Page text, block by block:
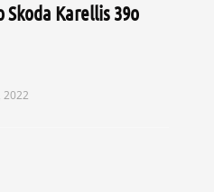
Skoda Karellis 39ο
2022